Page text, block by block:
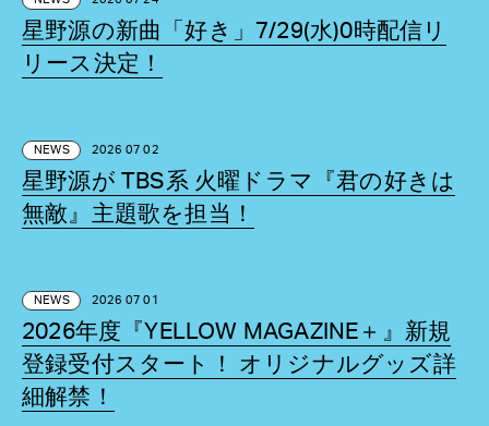
星野源の新曲「好き」7/29(水)0時配信リ
リース決定！
NEWS 2026 07 02
星野源が TBS系 火曜ドラマ『君の好きは
無敵』主題歌を担当！
NEWS 2026 07 01
2026年度『YELLOW MAGAZINE＋』新規
登録受付スタート！ オリジナルグッズ詳
細解禁！